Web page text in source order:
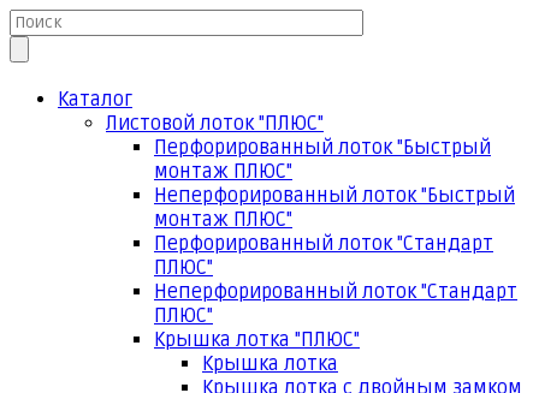
Каталог
Листовой лоток "ПЛЮС"
Перфорированный лоток "Быстрый
монтаж ПЛЮС"
Неперфорированный лоток "Быстрый
монтаж ПЛЮС"
Перфорированный лоток "Стандарт
ПЛЮС"
Неперфорированный лоток "Стандарт
ПЛЮС"
Крышка лотка "ПЛЮС"
Крышка лотка
Крышка лотка с двойным замком